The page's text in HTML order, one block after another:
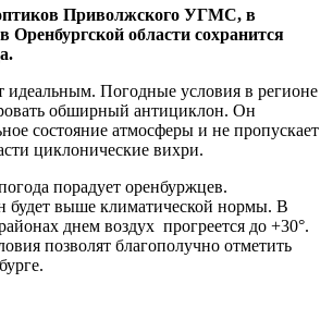
Приволжского УГМС, в
Оренбургской области сохранится
идеальным. Погодные условия в регионе
обширный антициклон. Он
состояние атмосферы и не пропускает
циклонические вихри.
порадует оренбуржцев.
будет выше климатической нормы. В
днем воздух прогреется до +30°.
позволят благополучно отметить